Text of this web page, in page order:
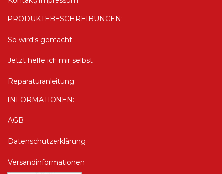
PRODUKTEBESCHREIBUNGEN:
So wird's gemacht
Jetzt helfe ich mir selbst
Reparaturanleitung
INFORMATIONEN:
AGB
Datenschutzerklärung
Versandinformationen